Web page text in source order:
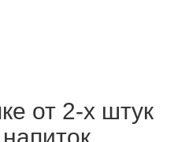
от 2-х штук